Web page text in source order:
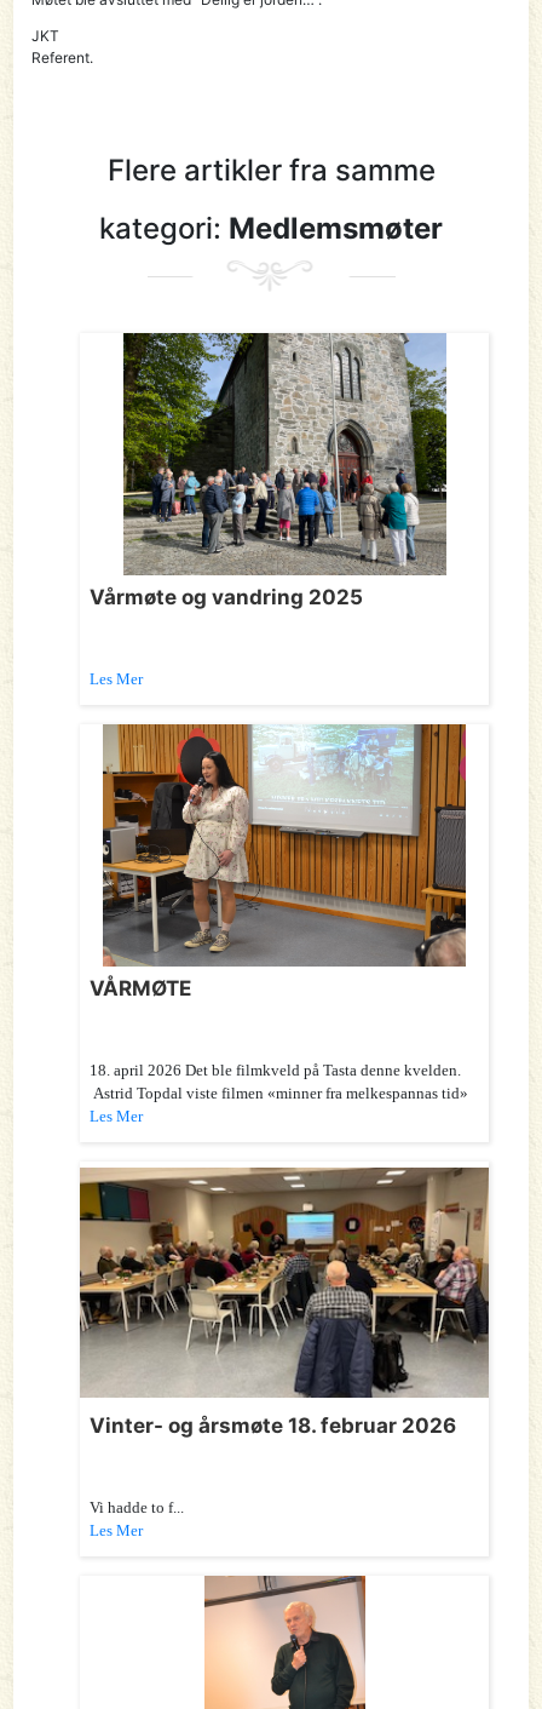
JKT
Referent.
Flere artikler fra samme
kategori: Medlemsmøter
Vårmøte og vandring 2025
Les Mer
VÅRMØTE
18. april 2026 Det ble filmkveld på Tasta denne kvelden.
Astrid Topdal viste filmen «minner fra melkespannas tid»
Les Mer
Vinter- og årsmøte 18. februar 2026
Vi hadde to f...
Les Mer